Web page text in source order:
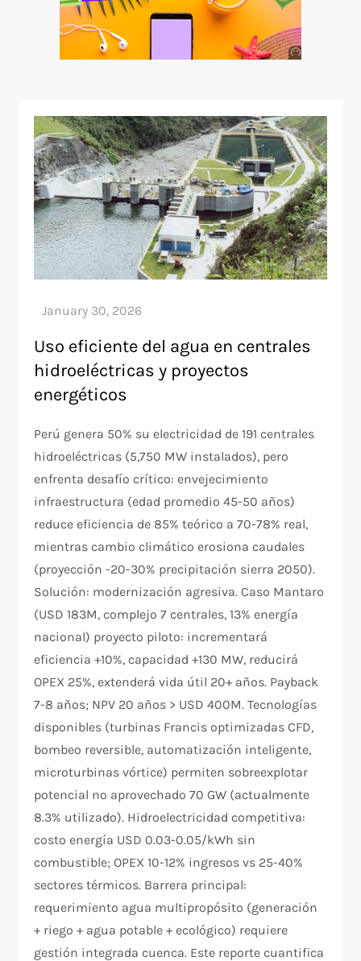
Uso eficiente del agua en centrales
hidroeléctricas y proyectos
energéticos
Perú genera 50% su electricidad de 191 centrales
hidroeléctricas (5,750 MW instalados), pero
enfrenta desafío crítico: envejecimiento
infraestructura (edad promedio 45-50 años)
reduce eficiencia de 85% teórico a 70-78% real,
mientras cambio climático erosiona caudales
(proyección -20-30% precipitación sierra 2050).
Solución: modernización agresiva. Caso Mantaro
(USD 183M, complejo 7 centrales, 13% energía
nacional) proyecto piloto: incrementará
eficiencia +10%, capacidad +130 MW, reducirá
OPEX 25%, extenderá vida útil 20+ años. Payback
7-8 años; NPV 20 años > USD 400M. Tecnologías
disponibles (turbinas Francis optimizadas CFD,
bombeo reversible, automatización inteligente,
microturbinas vórtice) permiten sobreexplotar
potencial no aprovechado 70 GW (actualmente
8.3% utilizado). Hidroelectricidad competitiva:
costo energía USD 0.03-0.05/kWh sin
combustible; OPEX 10-12% ingresos vs 25-40%
sectores térmicos. Barrera principal:
requerimiento agua multipropósito (generación
+ riego + agua potable + ecológico) requiere
gestión integrada cuenca. Este reporte cuantifica